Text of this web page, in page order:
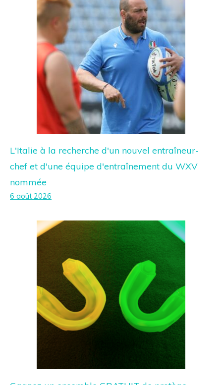
L'Italie à la recherche d'un nouvel entraîneur-
chef et d'une équipe d'entraînement du WXV
nommée
6 août 2026